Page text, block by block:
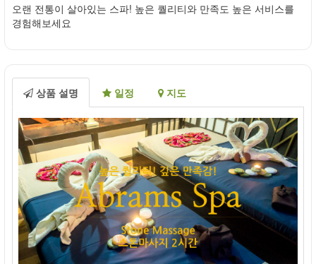
오랜 전통이 살아있는 스파! 높은 퀄리티와 만족도 높은 서비스를
경험해보세요
상품 설명 일정 지도